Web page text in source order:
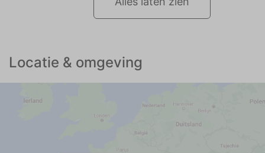
Locatie & omgeving